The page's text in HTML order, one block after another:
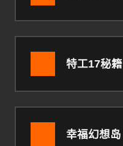
特工17秘籍
幸福幻想岛